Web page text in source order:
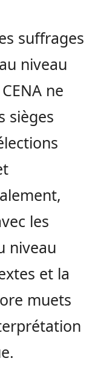
suffrages
niveau
ne
sièges
les
niveau
et la
muets